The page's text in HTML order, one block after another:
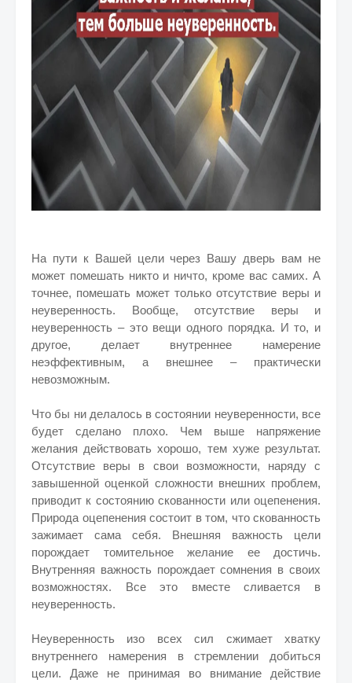
На пути к Вашей цели через Вашу дверь вам не
может помешать никто и ничто, кроме вас самих. А
точнее, помешать может только отсутствие веры и
неуверенность. Вообще, отсутствие веры и
неуверенность – это вещи одного порядка. И то, и
другое, делает внутреннее намерение
неэффективным, а внешнее – практически
невозможным.
Что бы ни делалось в состоянии неуверенности, все
будет сделано плохо. Чем выше напряжение
желания действовать хорошо, тем хуже результат.
Отсутствие веры в свои возможности, наряду с
завышенной оценкой сложности внешних проблем,
приводит к состоянию скованности или оцепенения.
Природа оцепенения состоит в том, что скованность
зажимает сама себя. Внешняя важность цели
порождает томительное желание ее достичь.
Внутренняя важность порождает сомнения в своих
возможностях. Все это вместе сливается в
неуверенность.
Неуверенность изо всех сил сжимает хватку
внутреннего намерения в стремлении добиться
цели. Даже не принимая во внимание действие